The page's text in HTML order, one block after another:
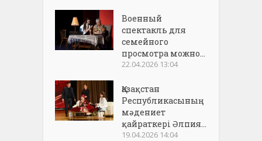
Военный
спектакль для
семейного
просмотра можно...
22.04.2026 13:04
Қазақстан
Республикасының
мәдениет
қайраткері Әлпия...
19.04.2026 14:04